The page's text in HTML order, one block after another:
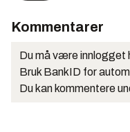
Kommentarer
Du må være innlogget
Bruk BankID for
Du kan kommentere